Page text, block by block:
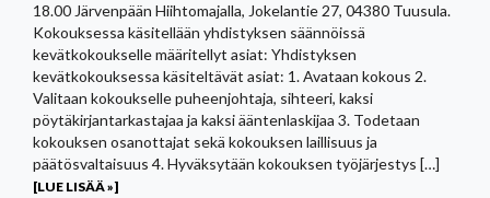
18.00 Järvenpään Hiihtomajalla, Jokelantie 27, 04380 Tuusula.
Kokouksessa käsitellään yhdistyksen säännöissä
kevätkokoukselle määritellyt asiat: Yhdistyksen
kevätkokouksessa käsiteltävät asiat: 1. Avataan kokous 2.
Valitaan kokoukselle puheenjohtaja, sihteeri, kaksi
pöytäkirjantarkastajaa ja kaksi ääntenlaskijaa 3. Todetaan
kokouksen osanottajat sekä kokouksen laillisuus ja
päätösvaltaisuus 4. Hyväksytään kokouksen työjärjestys […]
[LUE LISÄÄ »]